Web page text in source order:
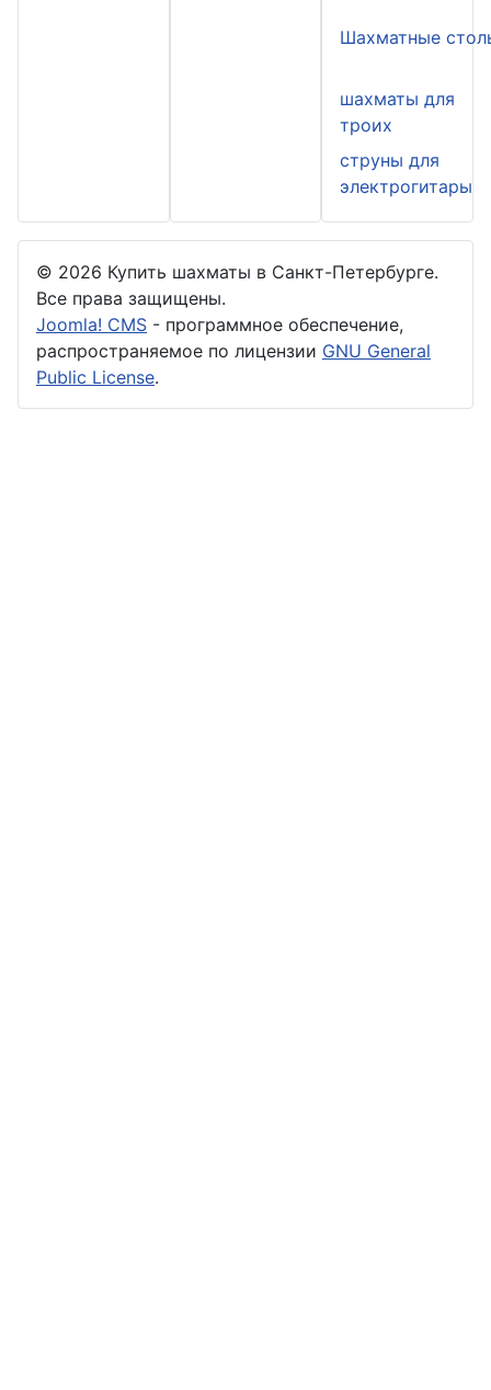
Шахматные
шахматы для
троих
струны для
электрогитары
© 2026 Купить шахматы в Санкт-Петербурге.
Все права защищены.
Joomla! CMS - программное обеспечение,
распространяемое по лицензии GNU General
Public License.